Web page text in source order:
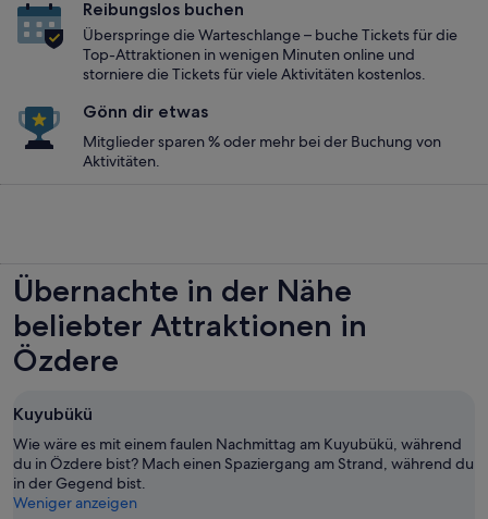
Reibungslos buchen
Überspringe die Warteschlange – buche Tickets für die
Top-Attraktionen in wenigen Minuten online und
storniere die Tickets für viele Aktivitäten kostenlos.
Gönn dir etwas
Mitglieder sparen % oder mehr bei der Buchung von
Aktivitäten.
Übernachte in der Nähe
beliebter Attraktionen in
Özdere
Kuyubükü
Wie wäre es mit einem faulen Nachmittag am Kuyubükü, während
du in Özdere bist? Mach einen Spaziergang am Strand, während du
in der Gegend bist.
Weniger anzeigen